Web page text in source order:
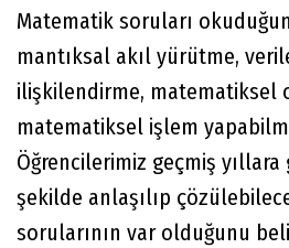
Matematik soruları
mantıksal akıl yürütme,
ilişkilendirme, matematiksel
matematiksel işlem
Öğrencilerimiz geçmiş
şekilde anlaşılıp
sorularının var olduğunu